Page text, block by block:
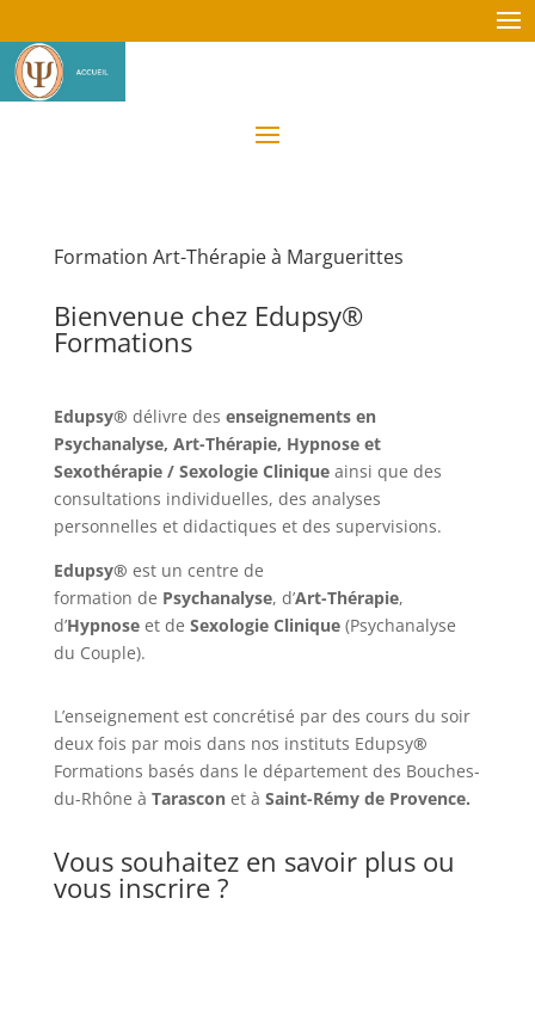
Formation Art-Thérapie à Marguerittes
Bienvenue chez Edupsy®
Formations
Edupsy® délivre des enseignements en
Psychanalyse, Art-Thérapie, Hypnose et
Sexothérapie / Sexologie Cliniqueainsi que des
consultations individuelles, des analyses
personnelles et didactiques et des supervisions.
Edupsy® est un centre de
formation de Psychanalyse, d’Art-Thérapie,
d’Hypnoseet de Sexologie Clinique(Psychanalyse
du Couple).
L’enseignement est concrétisé par des cours du soir
deux fois par mois dans nos instituts Edupsy®
Formations basés dans le département des Bouches-
du-Rhône à Tarasconet à Saint-Rémy de Provence.
Vous souhaitez en savoir plus ou
vous inscrire ?